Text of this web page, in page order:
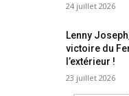
24 juillet 2026
Lenny
victoire du
l’extérieur !
23 juillet 2026